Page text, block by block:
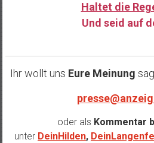
Haltet die
Und seid auf
Ihr wollt uns Eure Meinung
oder als Kommentar
unter DeinHilden,